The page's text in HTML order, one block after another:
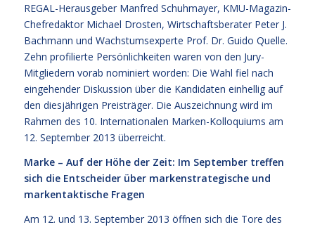
REGAL-Herausgeber Manfred Schuhmayer, KMU-Magazin-
Chefredaktor Michael Drosten, Wirtschaftsberater Peter J.
Bachmann und Wachstumsexperte Prof. Dr. Guido Quelle.
Zehn profilierte Persönlichkeiten waren von den Jury-
Mitgliedern vorab nominiert worden: Die Wahl fiel nach
eingehender Diskussion über die Kandidaten einhellig auf
den diesjährigen Preisträger. Die Auszeichnung wird im
Rahmen des 10. Internationalen Marken-Kolloquiums am
12. September 2013 überreicht.
Marke – Auf der Höhe der Zeit: Im September treffen
sich die Entscheider über markenstrategische und
markentaktische Fragen
Am 12. und 13. September 2013 öffnen sich die Tore des